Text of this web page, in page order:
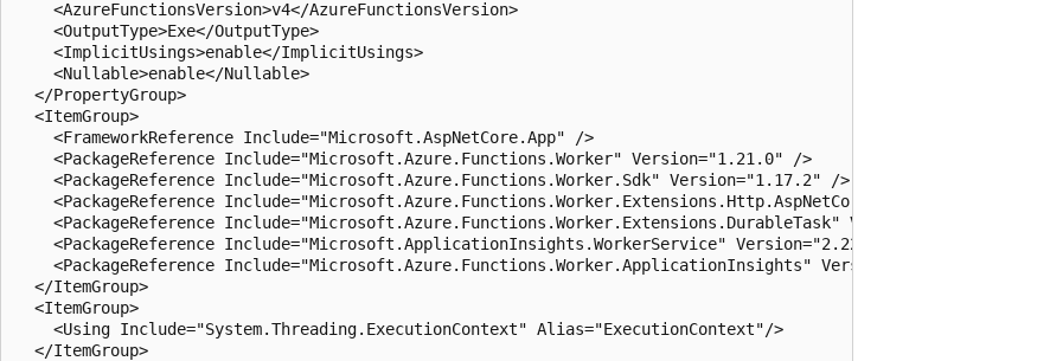
    <AzureFunctionsVersion>v4</AzureFunctionsVersion>
    <OutputType>Exe</OutputType>
    <ImplicitUsings>enable</ImplicitUsings>
    <Nullable>enable</Nullable>
  </PropertyGroup>
  <ItemGroup>
    <FrameworkReference Include="Microsoft.AspNetCore.App" />
    <PackageReference Include="Microsoft.Azure.Functions.Worker" Version="1.21.0" />
    <PackageReference Include="Microsoft.Azure.Functions.Worker.Sdk" Version="1.17.2" />
    <PackageReference Include="Microsoft.Azure.Functions.Worker.Extensions.Http.AspNetCore" Version="1.2.1" />
    <PackageReference Include="Microsoft.Azure.Functions.Worker.Extensions.DurableTask" Version="1.14.1" />
    <PackageReference Include="Microsoft.ApplicationInsights.WorkerService" Version="2.22.0" />
    <PackageReference Include="Microsoft.Azure.Functions.Worker.ApplicationInsights" Version="1.2.0" />
  </ItemGroup>
  <ItemGroup>
    <Using Include="System.Threading.ExecutionContext" Alias="ExecutionContext"/>
  </ItemGroup>